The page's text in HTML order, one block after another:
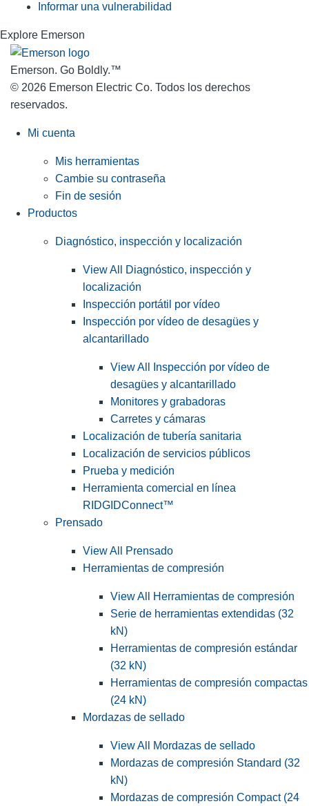
Informar una vulnerabilidad
Explore Emerson
Emerson. Go Boldly.™
© 2026 Emerson Electric Co. Todos los derechos
reservados.
Mi cuenta
Mis herramientas
Cambie su contraseña
Fin de sesión
Productos
Diagnóstico, inspección y localización
View All Diagnóstico, inspección y
localización
Inspección portátil por vídeo
Inspección por vídeo de desagües y
alcantarillado
View All Inspección por vídeo de
desagües y alcantarillado
Monitores y grabadoras
Carretes y cámaras
Localización de tubería sanitaria
Localización de servicios públicos
Prueba y medición
Herramienta comercial en línea
RIDGIDConnect™
Prensado
View All Prensado
Herramientas de compresión
View All Herramientas de compresión
Serie de herramientas extendidas (32
kN)
Herramientas de compresión estándar
(32 kN)
Herramientas de compresión compactas
(24 kN)
Mordazas de sellado
View All Mordazas de sellado
Mordazas de compresión Standard (32
kN)
Mordazas de compresión Compact (24